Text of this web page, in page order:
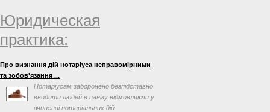
Юридическая
практика:
Про визнання дій нотаріуса неправомірними
та зобов'язання ...
Нотаріусам заборонено безпідставно
вводити людей в паніку відмовляючи у
вчиненні нотаріальних дій